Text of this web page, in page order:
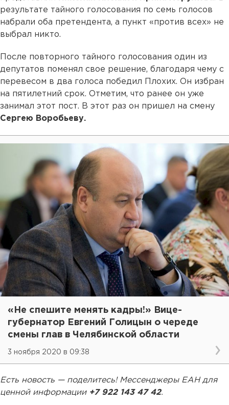
результате тайного голосования по семь голосов
набрали оба претендента, а пункт «против всех» не
выбрал никто.
После повторного тайного голосования один из
депутатов поменял свое решение, благодаря чему с
перевесом в два голоса победил Плохих. Он избран
на пятилетний срок. Отметим, что ранее он уже
занимал этот пост. В этот раз он пришел на смену
Сергею Воробьеву.
«Не спешите менять кадры!» Вице-
губернатор Евгений Голицын о череде
смены глав в Челябинской области
3 ноября 2020 в 09:38
Есть новость — поделитесь! Мессенджеры ЕАН для
ценной информации +7 922 143 47 42.